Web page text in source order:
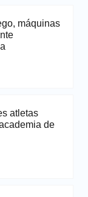
máquinas
atletas
de